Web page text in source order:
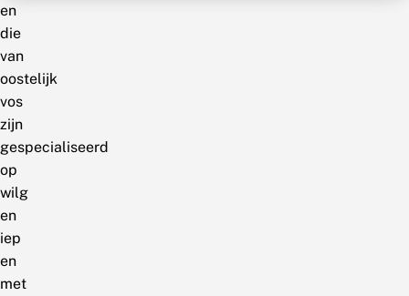
en
die
van
oostelijk
vos
zijn
gespecialiseerd
op
wilg
en
iep
en
met